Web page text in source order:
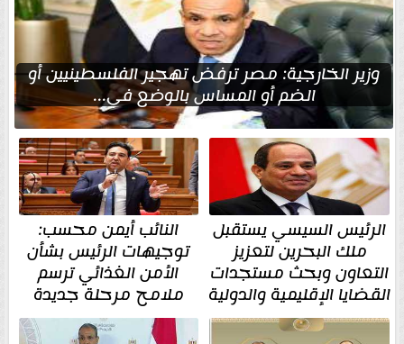
وزير الخارجية: مصر ترفض تهجير الفلسطينيين أو
الضم أو المساس بالوضع في...
الرئيس السيسي يستقبل
ملك البحرين لتعزيز
التعاون وبحث مستجدات
القضايا الإقليمية والدولية
النائب أيمن محسب:
توجيهات الرئيس بشأن
الأمن الغذائي ترسم
ملامح مرحلة جديدة